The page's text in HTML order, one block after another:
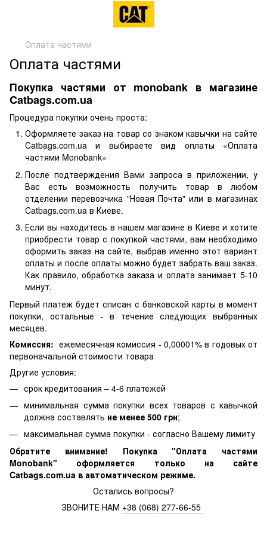
Оплата частями
Оплата частями
Покупка частями от monobank в магазине
Catbags.com.ua
Процедура покупки очень проста:
Оформляете заказ на товар со знаком кавычки на сайте
Catbags.com.ua и выбираете вид оплаты «Оплата
частями Monobank»
После подтверждения Вами запроса в приложении, у
Вас есть возможность получить товар в любом
отделении перевозчика "Новая Почта" или в магазинах
Catbags.com.ua в Киеве.
Если вы находитесь в нашем магазине в Киеве и хотите
приобрести товар с покупкой частями, вам необходимо
оформить заказ на сайте, выбрав именно этот вариант
оплаты и после оплаты можно будет забрать ваш заказ.
Как правило, обработка заказа и оплата занимает 5-10
минут.
Первый платеж будет списан с банковской карты в момент
покупки, остальные - в течение следующих выбранных
месяцев.
Комиссия: ежемесячная комиссия - 0,00001% в годовых от
первоначальной стоимости товара
Другие условия:
срок кредитования – 4-6 платежей
минимальная сумма покупки всех товаров с кавычкой
должна составлять не менее 500 грн;
максимальная сумма покупки - согласно Вашему лимиту
Обратите внимание! Покупка "Оплата частями
Monobank" оформляется только на сайте
Catbags.com.ua в автоматическом режиме.
Остались вопросы?
ЗВОНИТЕ НАМ +38 (068) 277-66-55